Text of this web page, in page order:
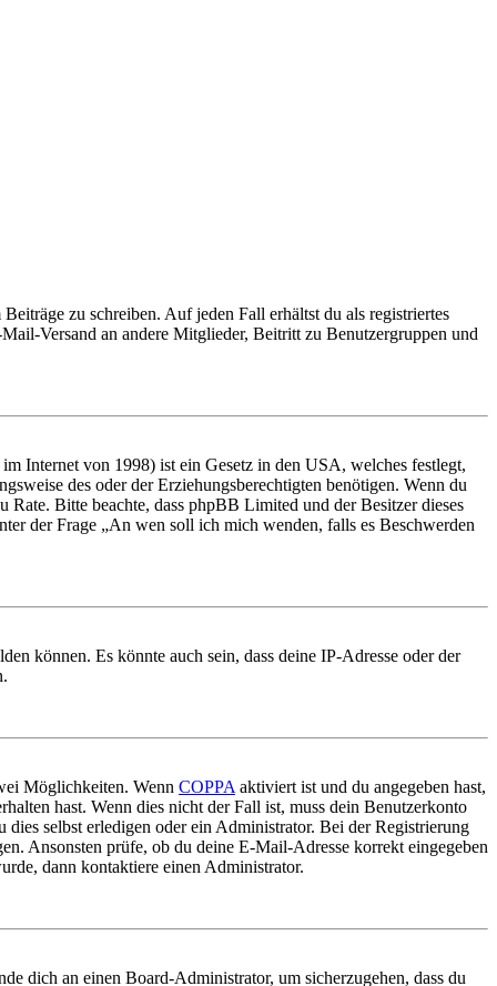
zu schreiben. Auf jeden Fall erhältst du als registriertes
Versand an andere Mitglieder, Beitritt zu Benutzergruppen und
Internet von 1998) ist ein Gesetz in den USA, welches festlegt,
des oder der Erziehungsberechtigten benötigen. Wenn du
Bitte beachte, dass phpBB Limited und der Besitzer dieses
der Frage „An wen soll ich mich wenden, falls es Beschwerden
können. Es könnte auch sein, dass deine IP-Adresse oder der
Möglichkeiten. Wenn COPPA aktiviert ist und du angegeben hast,
hast. Wenn dies nicht der Fall ist, muss dein Benutzerkonto
selbst erledigen oder ein Administrator. Bei der Registrierung
Ansonsten prüfe, ob du deine E-Mail-Adresse korrekt eingegeben
dann kontaktiere einen Administrator.
dich an einen Board-Administrator, um sicherzugehen, dass du